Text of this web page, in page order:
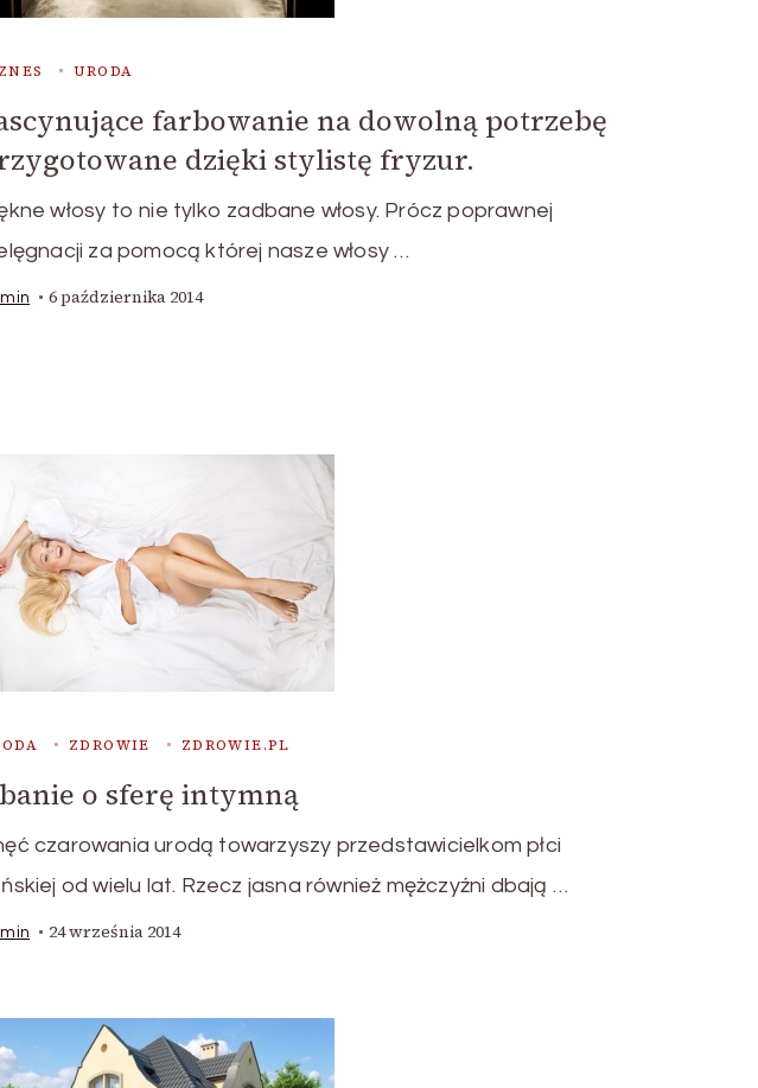
URODA
farbowanie na dowolną potrzebę
dzięki stylistę fryzur.
włosy to nie tylko zadbane włosy. Prócz poprawnej
za pomocą której nasze włosy …
6 października 2014
ZDROWIE ZDROWIE.PL
o sferę intymną
czarowania urodą towarzyszy przedstawicielkom płci
od wielu lat. Rzecz jasna również mężczyźni dbają …
24 września 2014